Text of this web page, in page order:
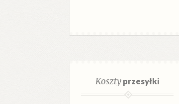
Kosztyprzesyłki